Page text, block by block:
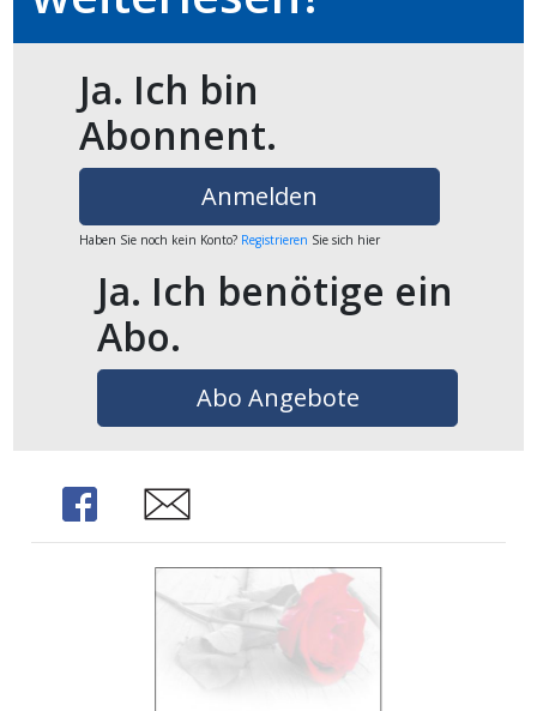
Ja. Ich bin
Abonnent.
Anmelden
Haben Sie noch kein Konto? Registrieren Sie sich hier
Ja. Ich benötige ein
Abo.
Abo Angebote
Share Share